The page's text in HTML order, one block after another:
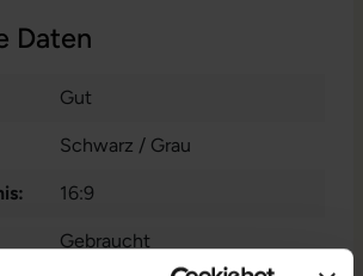
Daten
Gut
Schwarz / Grau
16:9
Gebraucht